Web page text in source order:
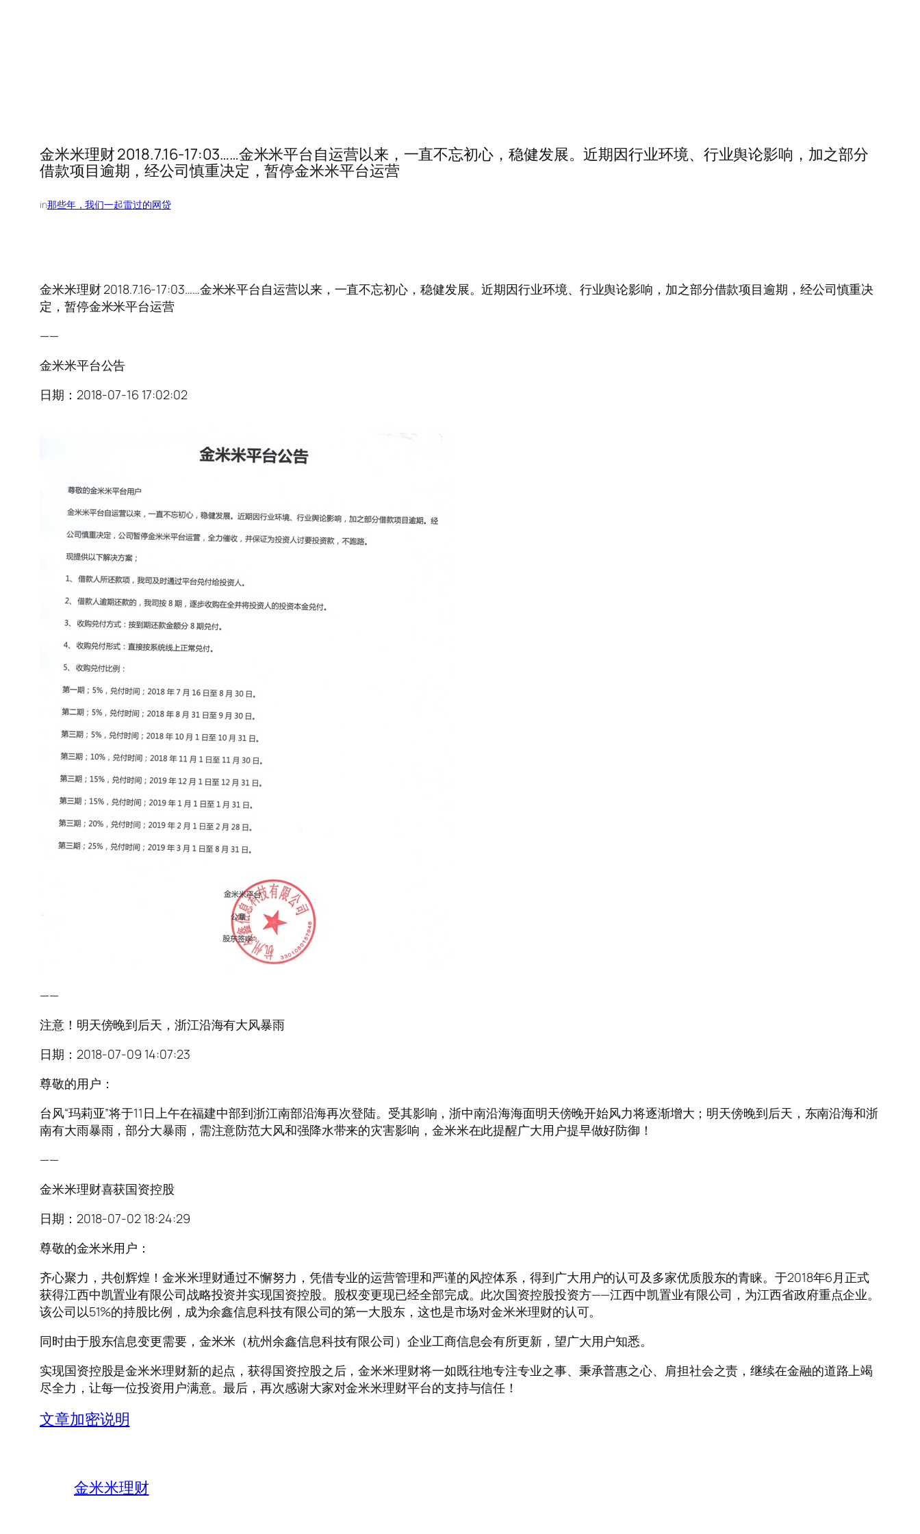
金米米理财 2018.7.16-17:03……金米米平台自运营以来，一直不忘初心，稳健发展。近期因行业环境、行业舆论影响，加之部分
借款项目逾期，经公司慎重决定，暂停金米米平台运营
in那些年，我们一起雷过的网贷
金米米理财 2018.7.16-17:03……金米米平台自运营以来，一直不忘初心，稳健发展。近期因行业环境、行业舆论影响，加之部分借款项目逾期，经公司慎重决
定，暂停金米米平台运营
——
金米米平台公告
日期：2018-07-16 17:02:02
——
注意！明天傍晚到后天，浙江沿海有大风暴雨
日期：2018-07-09 14:07:23
尊敬的用户：
台风“玛莉亚”将于11日上午在福建中部到浙江南部沿海再次登陆。受其影响，浙中南沿海海面明天傍晚开始风力将逐渐增大；明天傍晚到后天，东南沿海和浙
南有大雨暴雨，部分大暴雨，需注意防范大风和强降水带来的灾害影响，金米米在此提醒广大用户提早做好防御！
——
金米米理财喜获国资控股
日期：2018-07-02 18:24:29
尊敬的金米米用户：
齐心聚力，共创辉煌！金米米理财通过不懈努力，凭借专业的运营管理和严谨的风控体系，得到广大用户的认可及多家优质股东的青睐。于2018年6月正式
获得江西中凯置业有限公司战略投资并实现国资控股。股权变更现已经全部完成。此次国资控股投资方——江西中凯置业有限公司，为江西省政府重点企业。
该公司以51%的持股比例，成为余鑫信息科技有限公司的第一大股东，这也是市场对金米米理财的认可。
同时由于股东信息变更需要，金米米（杭州余鑫信息科技有限公司）企业工商信息会有所更新，望广大用户知悉。
实现国资控股是金米米理财新的起点，获得国资控股之后，金米米理财将一如既往地专注专业之事、秉承普惠之心、肩担社会之责，继续在金融的道路上竭
尽全力，让每一位投资用户满意。最后，再次感谢大家对金米米理财平台的支持与信任！
文章加密说明
金米米理财